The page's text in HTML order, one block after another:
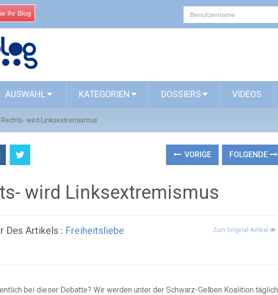
Ihr Blog
AUSWAHL KATEGORIEN DOSSIERS VIDEOS
Rechts- wird Linksextremismus
VORIGE FOLGENDE
wird Linksextremismus
Des Artikels : Freiheitsliebe Zum Original-Artikel
bei dieser Debatte? Wir werden unter der Schwarz-Gelben Koalition täglich